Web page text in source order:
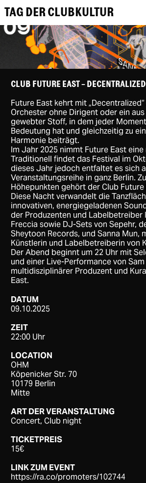
About
Programm
Podcast
Festival
Award Jury
DE
EN
TAG DER CLUBKULTUR
CLUB FUTURE EAST - DECENTRALIZED
Future East kehrt mit
Orchester ohne Dirigent oder ein aus
gewebter Stoff, in dem jeder
Bedeutung hat und gleichzeitig zu
Harmonie beiträgt.
Im Jahr 2025 nimmt Future East eine
Traditionell findet das Festival im
dieses Jahr jedoch entfaltet es sich
Veranstaltungsreihe in ganz Berlin.
Höhepunkten gehört der Club Future
Diese Nacht verwandelt die
innovativen, energiegeladenen
der Produzenten und Labelbetreiber
Freccia sowie DJ-Sets von Sepehr,
Sheytoon Records, und Sanna Mun,
Künstlerin und Labelbetreiberin von
Der Abend beginnt um 22 Uhr mit
und einer Live-Performance von Sam
multidisziplinärer Produzent und
East.
DATUM
09.10.2025
ZEIT
22:00 Uhr
LOCATION
OHM
Köpenicker Str. 70
10179 Berlin
Mitte
ART DER VERANSTALTUNG
Concert, Club night
TICKETPREIS
15€
LINK ZUM EVENT
https://ra.co/promoters/102744